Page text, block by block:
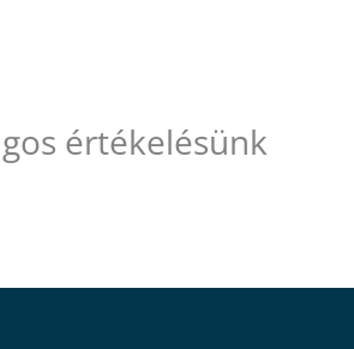
értékelésünk